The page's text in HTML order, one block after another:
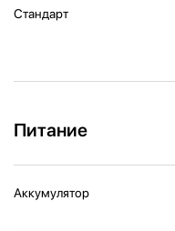
Стандарт
Питание
Аккумулятор